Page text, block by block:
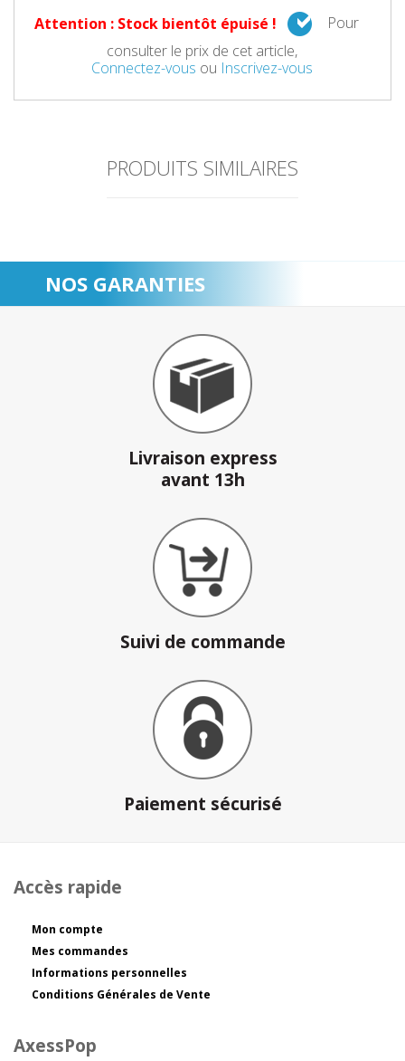
Attention : Stock bientôt épuisé !
Pour
consulter le prix de cet article,
Connectez-vous ou Inscrivez-vous
PRODUITS SIMILAIRES
NOS GARANTIES
Livraison express
avant 13h
Suivi de commande
Paiement sécurisé
Accès rapide
Mon compte
Mes commandes
Informations personnelles
Conditions Générales de Vente
AxessPop